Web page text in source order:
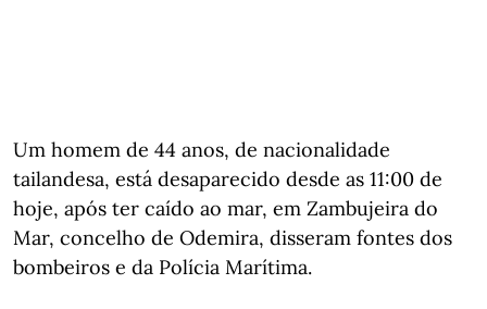
Um homem de 44 anos, de nacionalidade
tailandesa, está desaparecido desde as 11:00 de
hoje, após ter caído ao mar, em Zambujeira do
Mar, concelho de Odemira, disseram fontes dos
bombeiros e da Polícia Marítima.